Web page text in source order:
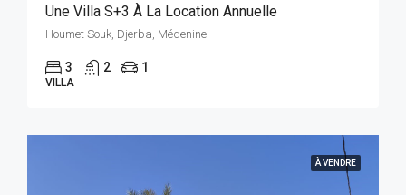
Une Villa S+3 À La Location Annuelle
Houmet Souk, Djerba, Médenine
3 2 1
VILLA
À VENDRE